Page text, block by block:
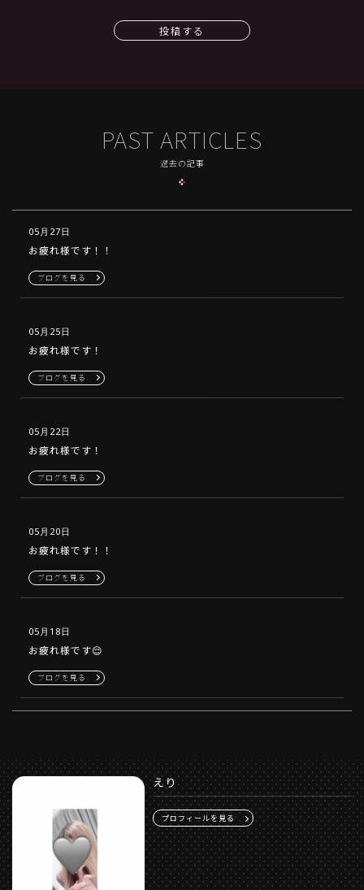
投稿する
PAST ARTICLES
過去の記事
05月27日
お疲れ様です！！
ブログを見る
05月25日
お疲れ様です！
ブログを見る
05月22日
お疲れ様です！
ブログを見る
05月20日
お疲れ様です！！
ブログを見る
05月18日
お疲れ様です😌
ブログを見る
えり
プロフィールを見る